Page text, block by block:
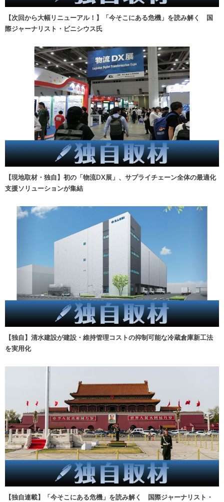
【次回から大幅リニューアル！】「今そこにある危機」を読み解く 国
際ジャーナリスト・ビニシウス氏
【現地取材・独自】初の「物流DX展」、サプライチェーン全体の最適化
支援ソリューションが集結
【独自】清水建設が建設・維持管理コストの抑制可能な冷蔵倉庫新工法
を実用化
【独自連載】「今そこにある危機」を読み解く 国際ジャーナリスト・